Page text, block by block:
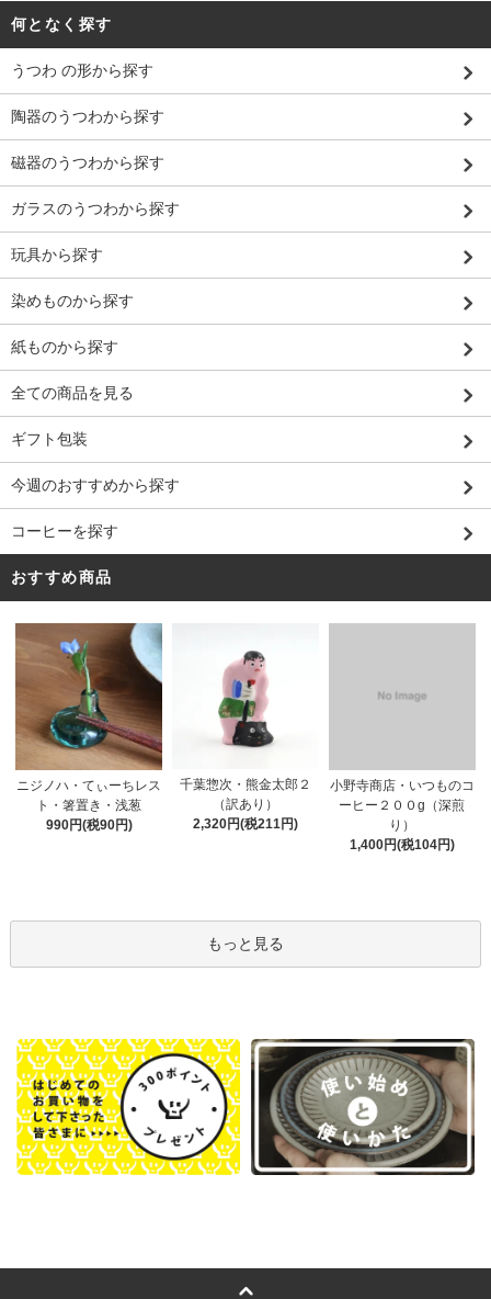
何となく探す
うつわ の形から探す
陶器のうつわから探す
磁器のうつわから探す
ガラスのうつわから探す
玩具から探す
染めものから探す
紙ものから探す
全ての商品を見る
ギフト包装
今週のおすすめから探す
コーヒーを探す
おすすめ商品
ニジノハ・てぃーちレス
ト・箸置き・浅葱
990円(税90円)
千葉惣次・熊金太郎２
（訳あり）
2,320円(税211円)
小野寺商店・いつものコ
ーヒー２００g（深煎
り）
1,400円(税104円)
もっと見る